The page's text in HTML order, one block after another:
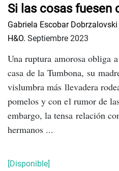
Si las cosas fuesen
Gabriela Escobar Dobrzalovski
H&O. Septiembre 2023
Una ruptura amorosa obliga
casa de la Tumbona, su
vislumbra más llevadera
pomelos y con el rumor de
embargo, la tensa relación
hermanos ...
[Disponible]